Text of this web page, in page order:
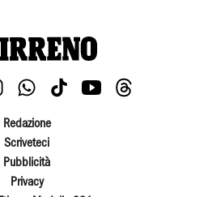
Redazione
Scriveteci
Pubblicità
Privacy